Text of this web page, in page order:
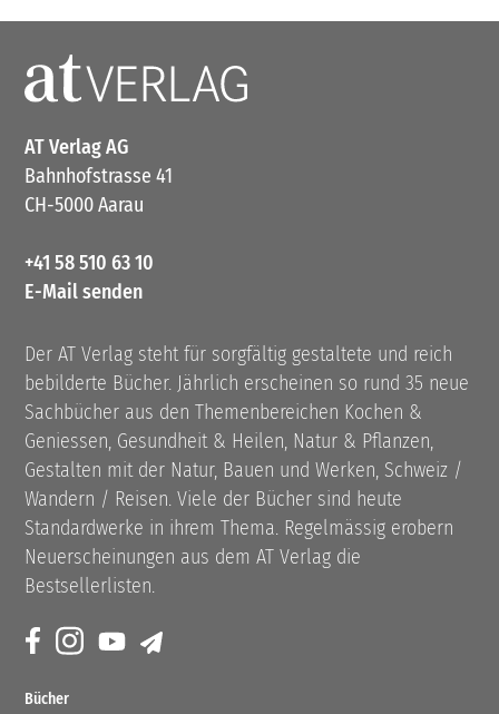
AT Verlag AG
Bahnhofstrasse 41
CH-5000 Aarau
+41 58 510 63 10
E-Mail senden
Der AT Verlag steht für sorgfältig gestaltete und reich
bebilderte Bücher. Jährlich erscheinen so rund 35 neue
Sachbücher aus den Themenbereichen Kochen &
Geniessen, Gesundheit & Heilen, Natur & Pflanzen,
Gestalten mit der Natur, Bauen und Werken, Schweiz /
Wandern / Reisen. Viele der Bücher sind heute
Standardwerke in ihrem Thema. Regelmässig erobern
Neuerscheinungen aus dem AT Verlag die
Bestsellerlisten.
Bücher